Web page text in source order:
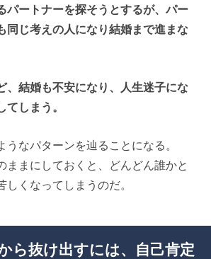
パートナーを探そうとするが、パー
同じ考えの人になり結婚まで進まな
、結婚も不安になり、人生迷子にな
てしまう。
うなパターンを辿ることになる。
ままにしておくと、どんどん誰かと
しくなってしまうのだ。
ら抜け出すには、自己肯定